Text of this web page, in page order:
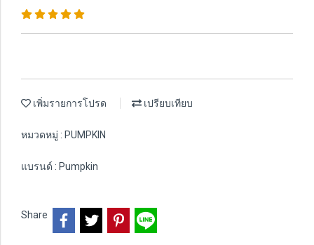
เพิ่มรายการโปรด เปรียบเทียบ
หมวดหมู่ : PUMPKIN
แบรนด์ : Pumpkin
Share